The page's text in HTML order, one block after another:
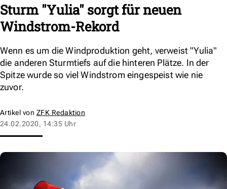
Sturm "Yulia" sorgt für neuen
Windstrom-Rekord
Wenn es um die Windproduktion geht, verweist "Yulia"
die anderen Sturmtiefs auf die hinteren Plätze. In der
Spitze wurde so viel Windstrom eingespeist wie nie
zuvor.
Artikel von ZFK Redaktion
24.02.2020, 14:35 Uhr